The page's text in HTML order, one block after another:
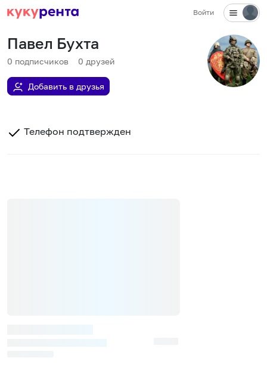
Войти
Павел Бухта
0 подписчиков 0 друзей
Добавить в друзья
Телефон подтвержден